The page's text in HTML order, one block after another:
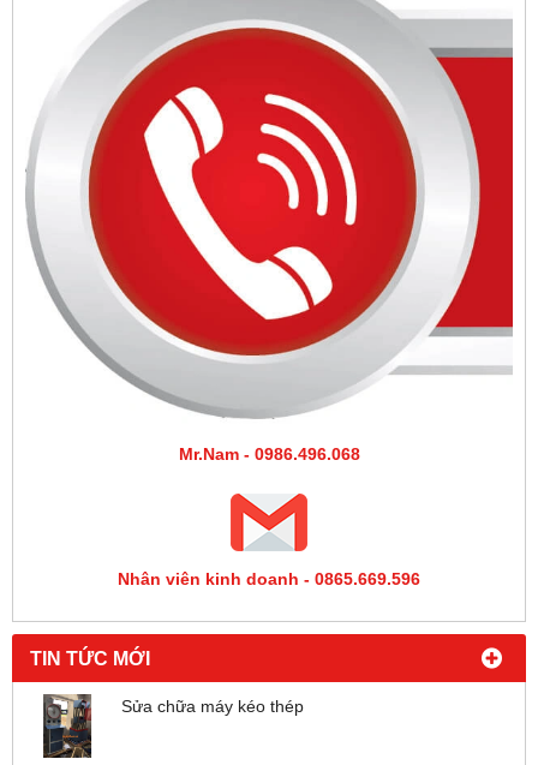
Mr.Nam - 0986.496.068
Nhân viên kinh doanh - 0865.669.596
TIN TỨC MỚI
Sửa chữa máy kéo thép